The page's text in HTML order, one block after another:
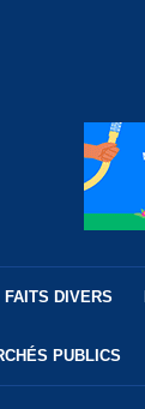
FAITS DIVERS
PUBLICS